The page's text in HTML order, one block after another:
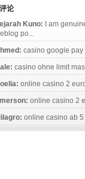
论
Kuno:
I am
po...
casino google pay
casino ohne limit
online casino 2
online casino 2
online casino ab